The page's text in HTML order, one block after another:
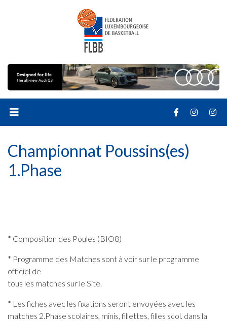
Championnat Poussins(es)
1.Phase
* Composition des Poules (BIO8)
* Programme des Matches sont à voir sur le programme
officiel de
tous les matches sur le Site.
* Les fiches avec les fixations seront envoyées avec les
matches 2.Phase scolaires, minis, fillettes, filles scol. dans la